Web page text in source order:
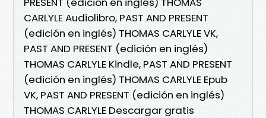
CARLYLE Audiolibro, PAST AND PRESENT
(edición en inglés) THOMAS CARLYLE VK,
PAST AND PRESENT (edición en inglés)
THOMAS CARLYLE Kindle, PAST AND PRESENT
(edición en inglés) THOMAS CARLYLE Epub
VK, PAST AND PRESENT (edición en inglés)
THOMAS CARLYLE Descargar gratis